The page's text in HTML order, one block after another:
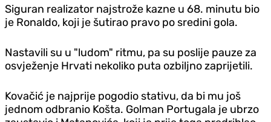
Siguran realizator najstrože kazne u 68. minutu bio
je Ronaldo, koji je šutirao pravo po sredini gola.
Nastavili su u "ludom" ritmu, pa su poslije pauze za
osvježenje Hrvati nekoliko puta ozbiljno zaprijetili.
Kovačić je najprije pogodio stativu, da bi mu još
jednom odbranio Košta. Golman Portugala je ubrzo